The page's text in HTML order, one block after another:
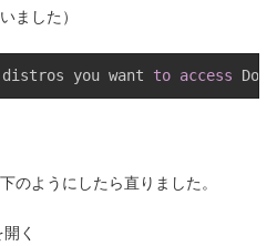
ました）
distros you want to access
のようにしたら直りました。
く